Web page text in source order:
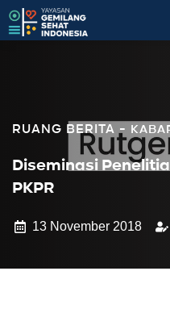
Diseminasi
PKPR
13 November 2018